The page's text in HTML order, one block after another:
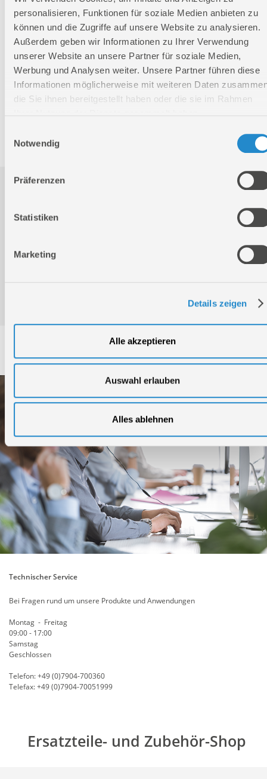
personalisieren, Funktionen für soziale Medien anbieten zu
können und die Zugriffe auf unsere Website zu analysieren.
Außerdem geben wir Informationen zu Ihrer Verwendung
unserer Website an unsere Partner für soziale Medien,
Werbung und Analysen weiter. Unsere Partner führen diese
Informationen möglicherweise mit weiteren Daten
die Sie ihnen bereitgestellt haben oder die sie im Rahmen
Notwendig
Präferenzen
Statistiken
Marketing
Details zeigen
Alle akzeptieren
Auswahl erlauben
Alles ablehnen
Länge
585 mm
Breite
275 mm
Höhe
605 mm
Nettogewicht:
Bruttogewicht:
21,58 kg
Service
Technischer Service
Bei Fragen rund um unsere Produkte und Anwendungen
Montag - Freitag
09:00 - 17:00
Samstag
Geschlossen
Telefon: +49 (0)7904-700360
Telefax: +49 (0)7904-70051999
Ersatzteile- und Zubehör-Shop